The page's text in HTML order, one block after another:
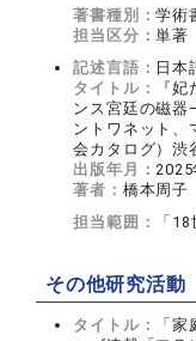
著書種別：学術
担当区分：単著
記述言語： 日本
タイトル：
『
ンス宮廷の磁器
ントワネット、
会カタログ）渋
出版年月：2025
著者： 橋本周子
担当範囲：
「
その他研究活動
タイトル：
「